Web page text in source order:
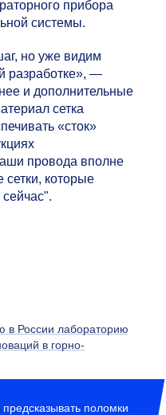
прибора
системы.
но уже видим
разработке», —
и дополнительные
сетка
«сток»
провода вполне
сетки, которые
России лабораторию
в горно-
поломки